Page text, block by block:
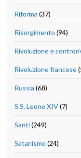
Riforma (37)
Risorgimento (94)
Rivoluzione e
Rivoluzione francese
Russia (68)
S.S. Leone XIV(7)
Santi(249)
Satanismo (24)